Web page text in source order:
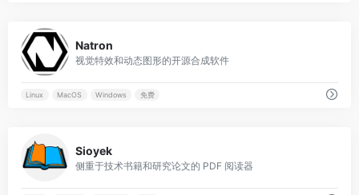
Natron
视觉特效和动态图形的开源合成软件
Linux MacOS Windows 免费
Sioyek
侧重于技术书籍和研究论文的 PDF 阅读器